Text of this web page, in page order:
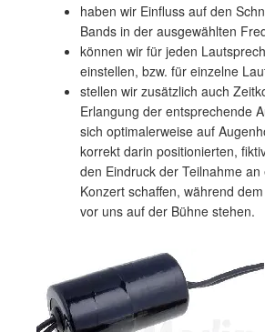
haben wir Einfluss auf den
Bands in der ausgewählten
können wir für jeden
einstellen, bzw. für einzelne
stellen wir zusätzlich auch
Erlangung der entsprechende
sich optimalerweise auf
korrekt darin positionierten,
den Eindruck der Teilnahme an
Konzert schaffen, während
vor uns auf der Bühne stehen.